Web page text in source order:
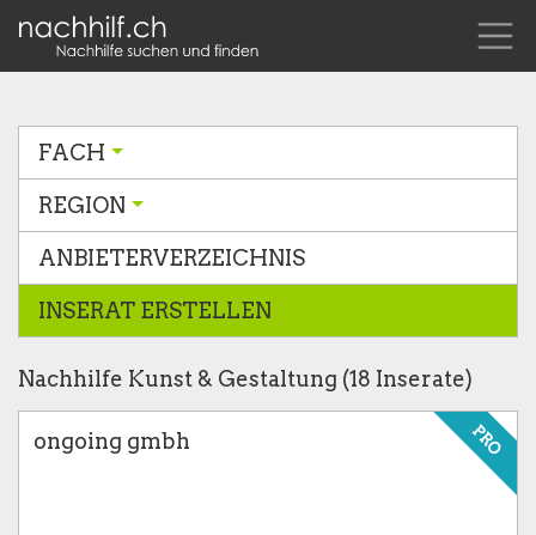
FACH
REGION
ANBIETERVERZEICHNIS
INSERAT ERSTELLEN
Nachhilfe Kunst & Gestaltung (18 Inserate)
PRO
ongoing gmbh